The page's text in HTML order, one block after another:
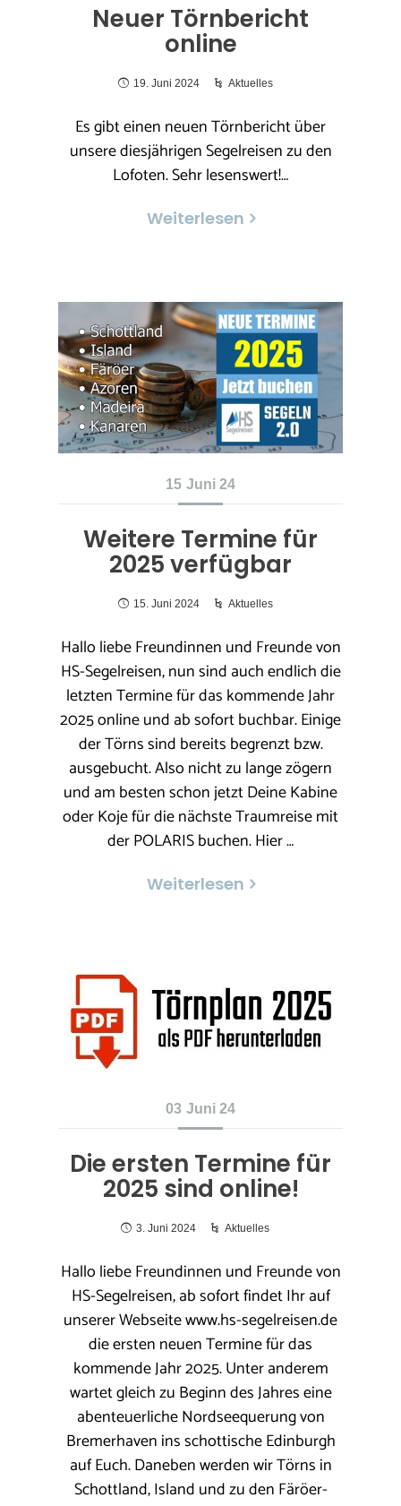
Neuer Törnbericht
online
19. Juni 2024 Aktuelles
Es gibt einen neuen Törnbericht über
unsere diesjährigen Segelreisen zu den
Lofoten. Sehr lesenswert!…
Weiterlesen
15 Juni 24
Weitere Termine für
2025 verfügbar
15. Juni 2024 Aktuelles
Hallo liebe Freundinnen und Freunde von
HS-Segelreisen, nun sind auch endlich die
letzten Termine für das kommende Jahr
2025 online und ab sofort buchbar. Einige
der Törns sind bereits begrenzt bzw.
ausgebucht. Also nicht zu lange zögern
und am besten schon jetzt Deine Kabine
oder Koje für die nächste Traumreise mit
der POLARIS buchen. Hier …
Weiterlesen
03 Juni 24
Die ersten Termine für
2025 sind online!
3. Juni 2024 Aktuelles
Hallo liebe Freundinnen und Freunde von
HS-Segelreisen, ab sofort findet Ihr auf
unserer Webseite www.hs-segelreisen.de
die ersten neuen Termine für das
kommende Jahr 2025. Unter anderem
wartet gleich zu Beginn des Jahres eine
abenteuerliche Nordseequerung von
Bremerhaven ins schottische Edinburgh
auf Euch. Daneben werden wir Törns in
Schottland, Island und zu den Färöer-